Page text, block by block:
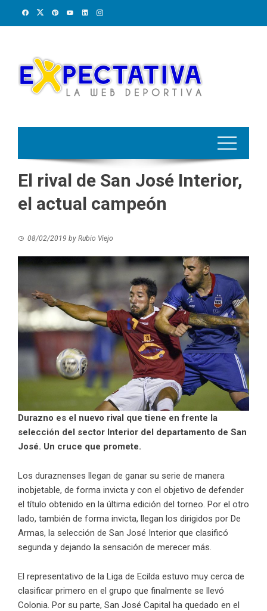
El rival de San José Interior,
el actual campeón
08/02/2019 by Rubio Viejo
Durazno es el nuevo rival que tiene en frente la
selección del sector Interior del departamento de San
José. Un cruce que promete.
Los duraznenses llegan de ganar su serie de manera
inobjetable, de forma invicta y con el objetivo de defender
el título obtenido en la última edición del torneo. Por el otro
lado, también de forma invicta, llegan los dirigidos por De
Armas, la selección de San José Interior que clasificó
segunda y dejando la sensación de merecer más.
El representativo de la Liga de Ecilda estuvo muy cerca de
clasificar primero en el grupo que finalmente se llevó
Colonia. Por su parte, San José Capital ha quedado en el